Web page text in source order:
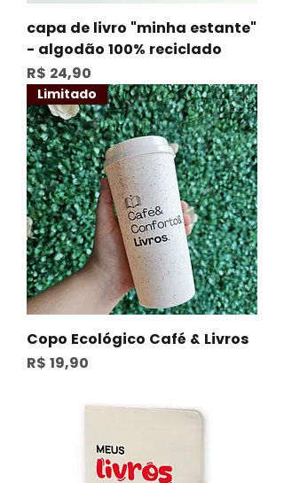
capa de livro "minha estante"
- algodão 100% reciclado
Preço
R$ 24,90
Limitado
Copo Ecológico Café & Livros
Preço
R$ 19,90